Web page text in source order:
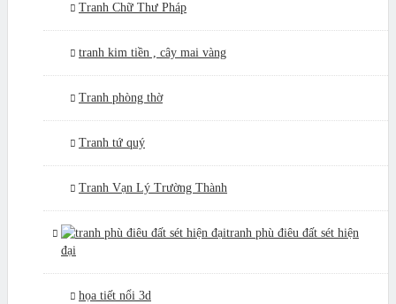
Tranh Chữ Thư Pháp
tranh kim tiền , cây mai vàng
Tranh phòng thờ
Tranh tứ quý
Tranh Vạn Lý Trường Thành
tranh phù điêu đất sét hiện
đại
họa tiết nổi 3d